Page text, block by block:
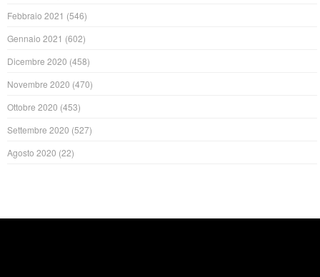
Febbraio 2021 (546)
Gennaio 2021 (602)
Dicembre 2020 (458)
Novembre 2020 (470)
Ottobre 2020 (453)
Settembre 2020 (527)
Agosto 2020 (22)